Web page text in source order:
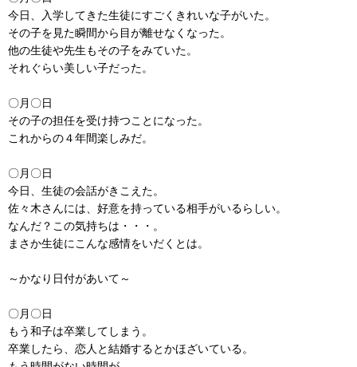
今日、入学してきた生徒にすごくきれいな子がいた。
その子を見た瞬間から目が離せなくなった。
他の生徒や先生もその子をみていた。
それぐらい美しい子だった。
〇月〇日
その子の担任を受け持つことになった。
これからの４年間楽しみだ。
〇月〇日
今日、生徒の会話がきこえた。
佐々木さんには、好意を持っている相手がいるらしい。
なんだ？この気持ちは・・・。
まさか生徒にこんな感情をいだくとは。
～かなり日付があいて～
〇月〇日
もう和子は卒業してしまう。
卒業したら、恋人と結婚するとかほざいている。